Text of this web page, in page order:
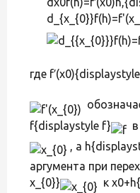
где
f{displaystyle f}
, а
аргумента при
x_{0}}
к